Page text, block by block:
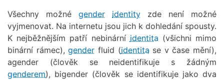
Všechny možné gender identity zde není možné
vyjmenovat. Na internetu jsou jich k dohledání spousty.
K nejběžnějším patří nebinární identita (všichni mimo
binární rámec),gender fluid (identita se v čase mění),
agender (člověk se neidentifikuje s žádným
genderem), bigender (člověk se identifikuje jako dva